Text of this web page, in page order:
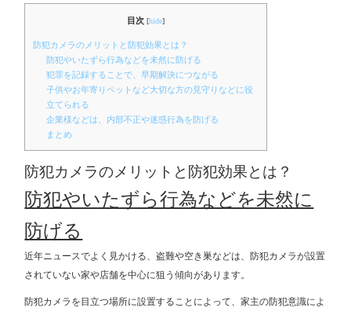
目次 [hide]
防犯カメラのメリットと防犯効果とは？
防犯やいたずら行為などを未然に防げる
犯罪を記録することで、早期解決につながる
子供やお年寄りペットなど大切な方の見守りなどに役
立てられる
企業様などは、内部不正や迷惑行為を防げる
まとめ
防犯カメラのメリットと防犯効果とは？
防犯やいたずら行為などを未然に
防げる
近年ニュースでよく見かける、盗難や空き巣などは、防犯カメラが設置
されていない家や店舗を中心に狙う傾向があります。
防犯カメラを目立つ場所に設置することによって、家主の防犯意識によ